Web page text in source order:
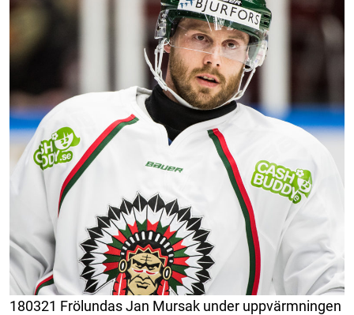
180321 Frölundas Jan Mursak under uppvärmningen